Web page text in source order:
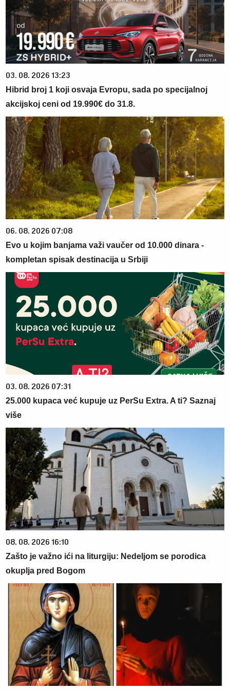
03. 08. 2026 13:23
Hibrid broj 1 koji osvaja Evropu, sada po specijalnoj
akcijskoj ceni od 19.990€ do 31.8.
06. 08. 2026 07:08
Evo u kojim banjama važi vaučer od 10.000 dinara -
kompletan spisak destinacija u Srbiji
03. 08. 2026 07:31
25.000 kupaca već kupuje uz PerSu Extra. A ti? Saznaj
više
08. 08. 2026 16:10
Zašto je važno ići na liturgiju: Nedeljom se porodica
okuplja pred Bogom